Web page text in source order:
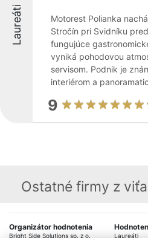
Laureáti
Motorest Polianka
Stročín pri Svidníku
fungujúce
vyniká pohodovou
servisom. Podnik je
interiérom a
9
Ostatné firmy z
Organizátor hodnotenia
Bright Side Solutions sp. z o. Laureáti